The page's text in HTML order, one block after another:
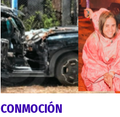
CONMOCIÓN